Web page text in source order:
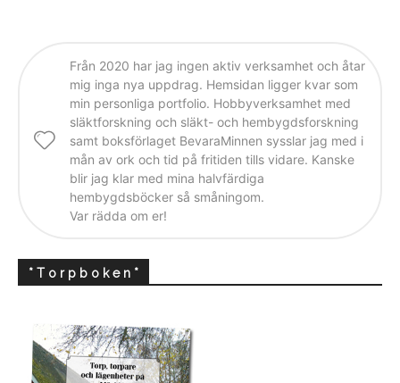
Från 2020 har jag ingen aktiv verksamhet och åtar
mig inga nya uppdrag. Hemsidan ligger kvar som
min personliga portfolio. Hobbyverksamhet med
släktforskning och släkt- och hembygdsforskning
samt boksförlaget BevaraMinnen sysslar jag med i
mån av ork och tid på fritiden tills vidare. Kanske
blir jag klar med mina halvfärdiga
hembygdsböcker så småningom.
Var rädda om er!
* T o r p b o k e n *